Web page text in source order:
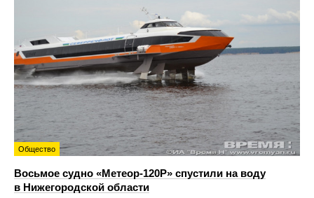
Общество
Восьмое судно «Метеор-120Р» спустили на воду
в Нижегородской области